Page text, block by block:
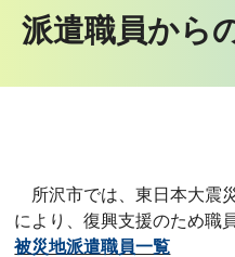
派遣職員から
所沢市では、東日本大震
により、復興支援のため職
被災地派遣職員一覧